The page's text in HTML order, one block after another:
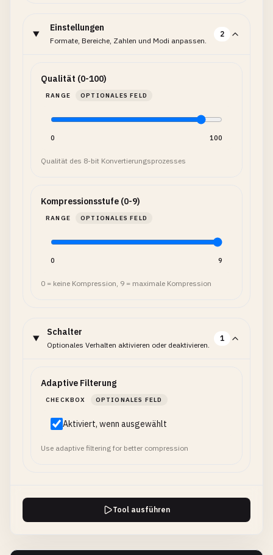
Einstellungen
Formate, Bereiche, Zahlen und Modi anpassen.
2
Qualität (0-100)
RANGE OPTIONALES FELD
0 100
Qualität des 8-bit Konvertierungsprozesses
Kompressionsstufe (0-9)
RANGE OPTIONALES FELD
0 9
0 = keine Kompression, 9 = maximale Kompression
Schalter
Optionales Verhalten aktivieren oder deaktivieren.
1
Adaptive Filterung
CHECKBOX OPTIONALES FELD
Aktiviert, wenn ausgewählt
Use adaptive filtering for better compression
Tool ausführen